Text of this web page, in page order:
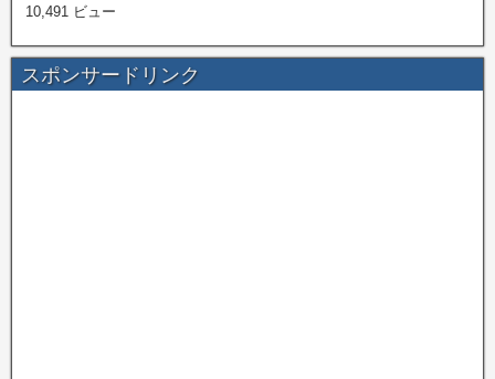
10,491 ビュー
スポンサードリンク